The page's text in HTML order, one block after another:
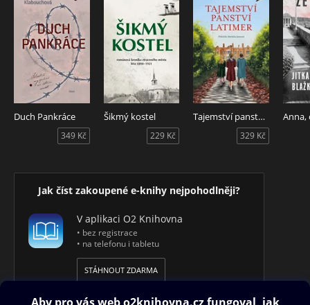
Duch Pankráce
349 Kč
Šikmý kostel
229 Kč
Tajemství panství Latimer
329 Kč
Jak číst zakoupené e-knihy nejpohodlněji?
V aplikaci O2 Knihovna
• bez registrace
• na telefonu i tabletu
STÁHNOUT ZDARMA